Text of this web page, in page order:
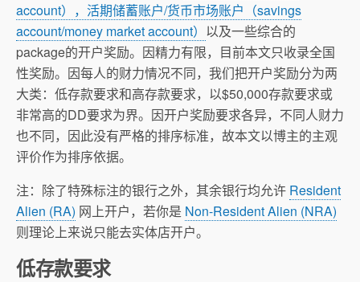
account），活期储蓄账户/货币市场账户（savings
account/money market account） 以及一些综合的
package的开户奖励。因精力有限，目前本文只收录全国
性奖励。因每人的财力情况不同，我们把开户奖励分为两
大类：低存款要求和高存款要求，以$50,000存款要求或
非常高的DD要求为界。因开户奖励要求各异，不同人财力
也不同，因此没有严格的排序标准，故本文以博主的主观
评价作为排序依据。
注：除了特殊标注的银行之外，其余银行均允许 Resident
Alien (RA) 网上开户，若你是 Non-Resident Alien (NRA)
则理论上来说只能去实体店开户。
低存款要求